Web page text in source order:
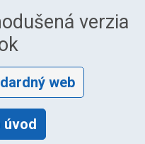
verzia
web
úvod